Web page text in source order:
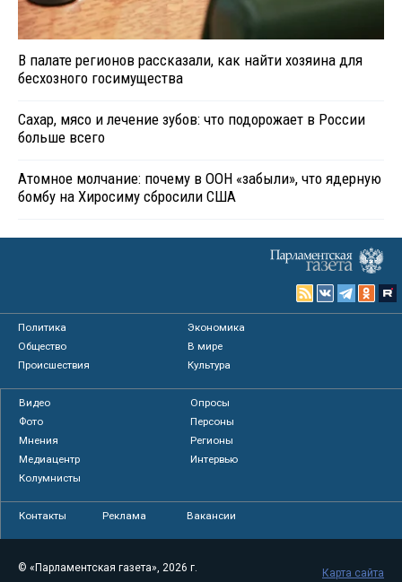
В палате регионов рассказали, как найти хозяина для
бесхозного госимущества
Сахар, мясо и лечение зубов: что подорожает в России
больше всего
Атомное молчание: почему в ООН «забыли», что ядерную
бомбу на Хиросиму сбросили США
Политика
Экономика
Общество
В мире
Происшествия
Культура
Видео
Опросы
Фото
Персоны
Мнения
Регионы
Медиацентр
Интервью
Колумнисты
Контакты Реклама Вакансии
© «Парламентская газета», 2026 г.
Карта сайта